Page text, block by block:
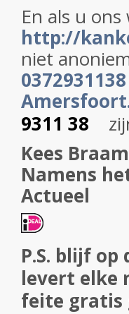
En als u
http://
niet
9311 38
Kees
Namens
Actueel
P.S. blijf
levert elke
feite gratis